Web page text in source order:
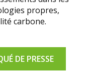
propres,
carbone.
DE PRESSE